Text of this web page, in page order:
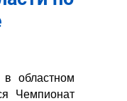
областном
Чемпионат